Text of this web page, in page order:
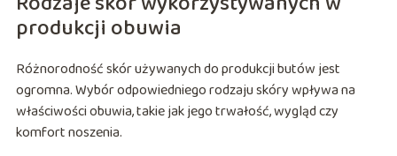
produkcji obuwia
Różnorodność skór używanych do produkcji butów jest
ogromna. Wybór odpowiedniego rodzaju skóry wpływa na
właściwości obuwia, takie jak jego trwałość, wygląd czy
komfort noszenia.